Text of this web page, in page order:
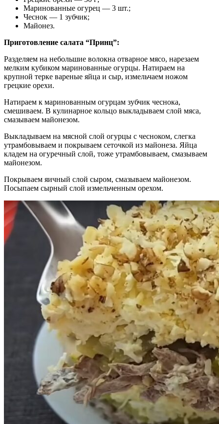
Маринованные огурец — 3 шт.;
Чеснок — 1 зубчик;
Майонез.
Приготовление салата “Принц”:
Разделяем на небольшие волокна отварное мясо, нарезаем
мелким кубиком маринованные огурцы. Натираем на
крупной терке вареные яйца и сыр, измельчаем ножом
грецкие орехи.
Натираем к маринованным огурцам зубчик чеснока,
смешиваем. В кулинарное кольцо выкладываем слой мяса,
смазываем майонезом.
Выкладываем на мясной слой огурцы с чесноком, слегка
утрамбовываем и покрываем сеточкой из майонеза. Яйца
кладем на огуречный слой, тоже утрамбовываем, смазываем
майонезом.
Покрываем яичный слой сыром, смазываем майонезом.
Посыпаем сырный слой измельченным орехом.